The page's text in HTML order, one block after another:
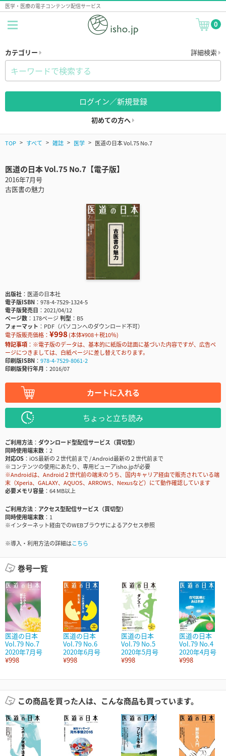
医学・医療の電子コンテンツ配信サービス
0
カテゴリー 詳細検索
ログイン／新規登録
初めての方へ
TOP すべて 雑誌 医学 医道の日本 Vol.75 No.7
医道の日本 Vol.75 No.7【電子版】
2016年7月号
古医書の魅力
出版社
医道の日本社
電子版ISBN
978-4-7529-1324-5
電子版発売日
2021/04/12
ページ数
178ページ判型
B5
フォーマット
PDF（パソコンへのダウンロード不可）
電子版販売価格： ¥998 (本体¥908＋税10％)
特記事項
※電子版のデータは、基本的に紙版の誌面に基づいた内容ですが、広告ペ
ージにつきましては、白紙ページに差し替えております。
印刷版ISBN
978-4-7529-8061-2
印刷版発行年月
2016/07
カートに入れる
ちょっと立ち読み
ご利用方法
ダウンロード型配信サービス（買切型）
同時使用端末数
2
対応OS
iOS最新の２世代前まで / Android最新の２世代前まで
※コンテンツの使用にあたり、専用ビューアisho.jpが必要
※Androidは、Android２世代前の端末のうち、国内キャリア経由で販売されている端
末（Xperia、GALAXY、AQUOS、ARROWS、Nexusなど）にて動作確認しています
必要メモリ容量
64 MB以上
ご利用方法
アクセス型配信サービス（買切型）
同時使用端末数
1
※インターネット経由でのWEBブラウザによるアクセス参照
※導入・利用方法の詳細はこちら
巻号一覧
医道の日本
Vol.79 No.7
2020年7月号
¥998
医道の日本
Vol.79 No.6
2020年6月号
¥998
医道の日本
Vol.79 No.5
2020年5月号
¥998
医道の日本
Vol.79 No.4
2020年4月号
¥998
この商品を買った人は、こんな商品も買っています。